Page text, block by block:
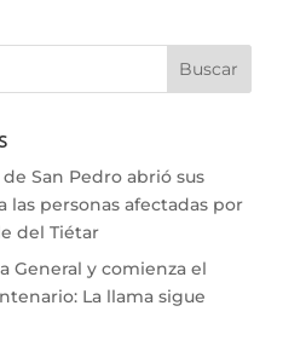
San Pedro abrió sus
las personas afectadas por
del Tiétar
General y comienza el
La llama sigue